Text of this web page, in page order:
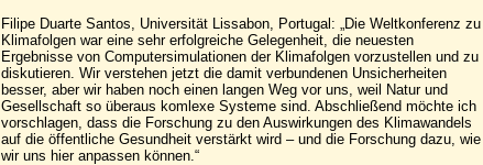
Filipe Duarte Santos, Universität Lissabon, Portugal: „Die Weltkonferenz zu
Klimafolgen war eine sehr erfolgreiche Gelegenheit, die neuesten
Ergebnisse von Computersimulationen der Klimafolgen vorzustellen und zu
diskutieren. Wir verstehen jetzt die damit verbundenen Unsicherheiten
besser, aber wir haben noch einen langen Weg vor uns, weil Natur und
Gesellschaft so überaus komlexe Systeme sind. Abschließend möchte ich
vorschlagen, dass die Forschung zu den Auswirkungen des Klimawandels
auf die öffentliche Gesundheit verstärkt wird – und die Forschung dazu, wie
wir uns hier anpassen können.“